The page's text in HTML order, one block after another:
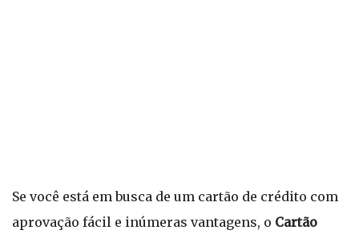
Se você está em busca de um cartão de crédito com
aprovação fácil e inúmeras vantagens, o Cartão